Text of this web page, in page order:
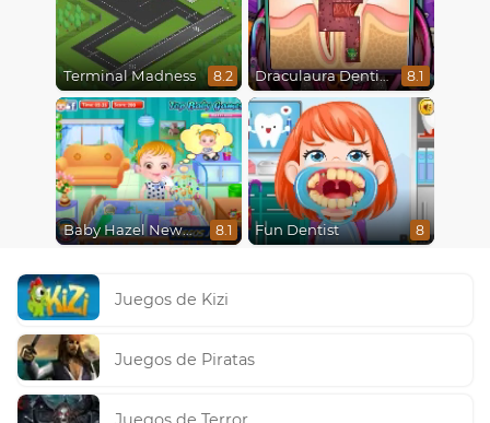
Terminal Madness 8.2 Draculaura Dentist 8.1
Baby Hazel Newborn Vaccination 8.1 Fun Dentist 8
Juegos de Kizi
Juegos de Piratas